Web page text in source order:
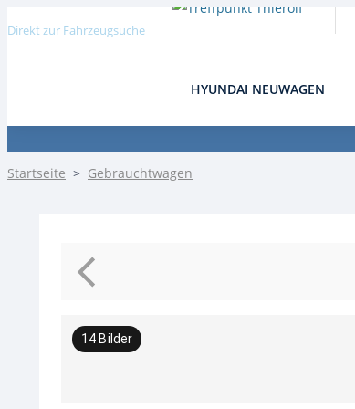
Direkt zur Fahrzeugsuche
HYUNDAI NEUWAGEN
Startseite > Gebrauchtwagen
14 Bilder